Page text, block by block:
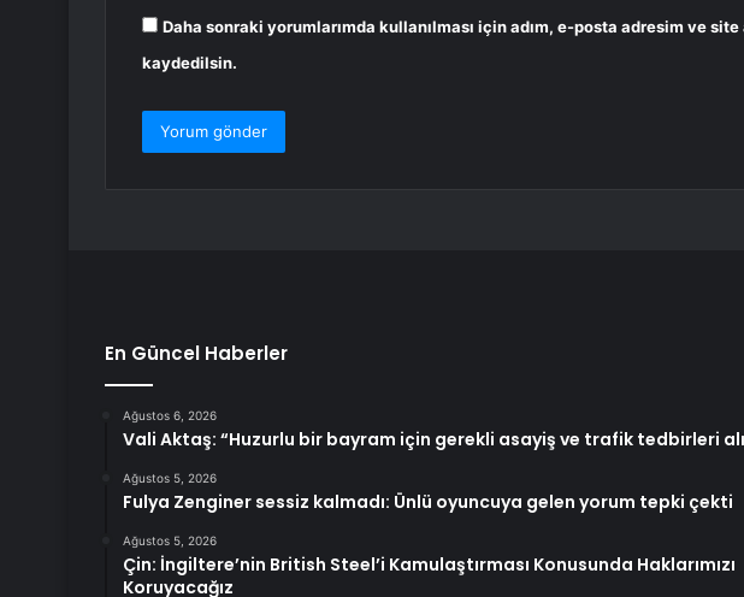
Daha sonraki yorumlarımda kullanılması için adım, e-posta adresim ve site
kaydedilsin.
En Güncel Haberler
Ağustos 6, 2026
Vali Aktaş: “Huzurlu bir bayram için gerekli asayiş ve trafik tedbirleri
Ağustos 5, 2026
Fulya Zenginer sessiz kalmadı: Ünlü oyuncuya gelen yorum tepki çekti
Ağustos 5, 2026
Çin: İngiltere’nin British Steel’i Kamulaştırması Konusunda Haklarımızı
Koruyacağız